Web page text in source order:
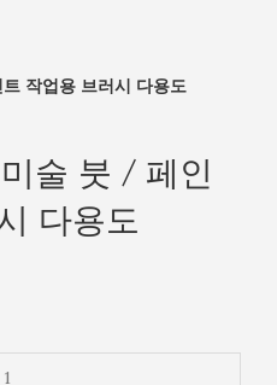
작업용 브러시 다용도
술 붓 / 페인
다용도